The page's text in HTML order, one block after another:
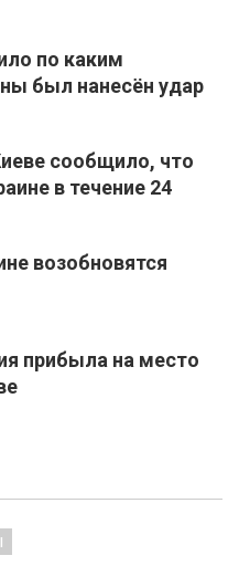
по каким
был нанесён удар
сообщило, что
в течение 24
возобновятся
прибыла на место